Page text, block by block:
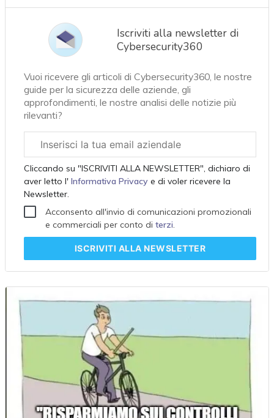
Iscriviti alla newsletter di
Cybersecurity360
Vuoi ricevere gli articoli di Cybersecurity360, le nostre
guide per la sicurezza delle aziende, gli
approfondimenti, le nostre analisi delle notizie più
rilevanti?
aziendale
Cliccando su "ISCRIVITI ALLA NEWSLETTER", dichiaro di
aver letto l'Informativa Privacy e di voler ricevere la
Newsletter.
Acconsento all'invio di comunicazioni promozionali
e commerciali per conto di terzi.
ISCRIVITI ALLA NEWSLETTER